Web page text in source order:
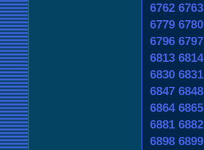
6762 6763
6779 6780
6796 6797
6813 6814
6830 6831
6847 6848
6864 6865
6881 6882
6898 6899